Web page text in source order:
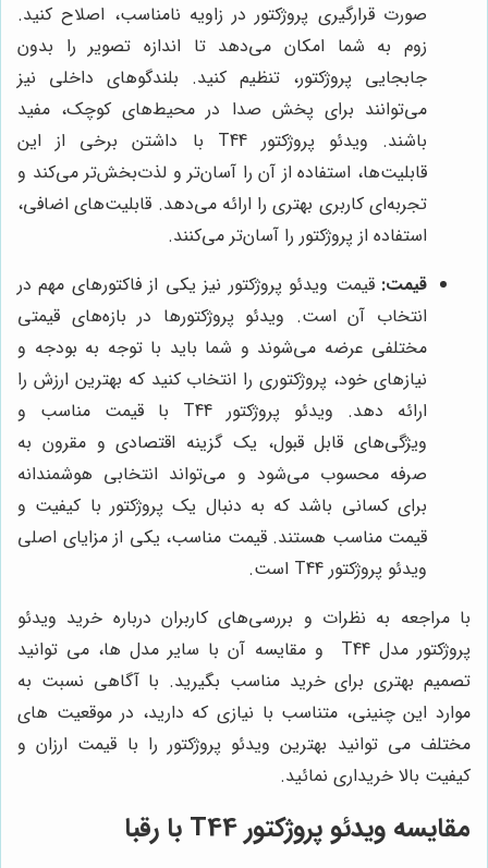
صورت قرارگیری پروژکتور در زاویه نامناسب، اصلاح کنید.
زوم به شما امکان می‌دهد تا اندازه تصویر را بدون
جابجایی پروژکتور، تنظیم کنید. بلندگوهای داخلی نیز
می‌توانند برای پخش صدا در محیط‌های کوچک، مفید
باشند. ویدئو پروژکتور T44 با داشتن برخی از این
قابلیت‌ها، استفاده از آن را آسان‌تر و لذت‌بخش‌تر می‌کند و
تجربه‌ای کاربری بهتری را ارائه می‌دهد. قابلیت‌های اضافی،
استفاده از پروژکتور را آسان‌تر می‌کنند.
قیمت: قیمت ویدئو پروژکتور نیز یکی از فاکتورهای مهم در
انتخاب آن است. ویدئو پروژکتورها در بازه‌های قیمتی
مختلفی عرضه می‌شوند و شما باید با توجه به بودجه و
نیازهای خود، پروژکتوری را انتخاب کنید که بهترین ارزش را
ارائه دهد. ویدئو پروژکتور T44 با قیمت مناسب و
ویژگی‌های قابل قبول، یک گزینه اقتصادی و مقرون به
صرفه محسوب می‌شود و می‌تواند انتخابی هوشمندانه
برای کسانی باشد که به دنبال یک پروژکتور با کیفیت و
قیمت مناسب هستند. قیمت مناسب، یکی از مزایای اصلی
ویدئو پروژکتور T44 است.
با مراجعه به نظرات و بررسی‌های کاربران درباره خرید ویدئو
پروژکتور مدل T44 و مقایسه آن با سایر مدل ‌ها، می ‌توانید
تصمیم بهتری برای خرید مناسب بگیرید. با آگاهی نسبت به
موارد این چنینی، متناسب با نیازی که دارید، در موقعیت های
مختلف می توانید بهترین ویدئو پروژکتور را با قیمت ارزان و
کیفیت بالا خریداری نمائید.
مقایسه ویدئو پروژکتور T44 با رقبا